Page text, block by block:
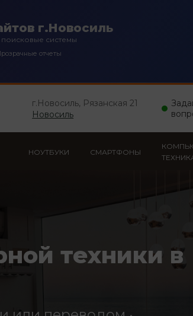
г.Новосиль
системы
отчеты
г.Новосиль, Рязанская 21
Новосиль
НОУТБУКИ СМАРТФОНЫ
техники в